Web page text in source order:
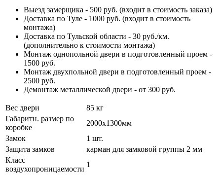
Выезд замерщика - 500 руб. (входит в стоимость заказа)
Доставка по Туле - 1000 руб. (входит в стоимость
монтажа)
Доставка по Тульской области - 30 руб./км.
(дополнительно к стоимости монтажа)
Монтаж однопольной двери в подготовленный проем -
1500 руб.
Монтаж двухпольной двери в подготовленный проем -
2500 руб.
Демонтаж металлической двери - от 300 руб.
Вес двери
85 кг
Габаритн. размер по
коробке
2000х1300мм
Замок
1 шт.
Защита замков
карман для замковой группы 2 мм
Класс
воздухопроницаемости
1